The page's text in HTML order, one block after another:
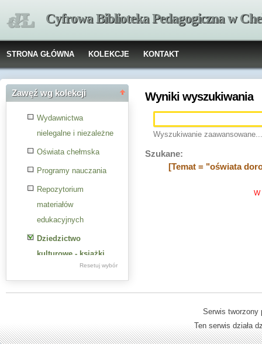
Cyfrowa Biblioteka Pedagogiczna w
STRONA GŁÓWNA KOLEKCJE KONTAKT
Zawęź wg kolekcji
Wydawnictwa
nielegalne i niezależne
Oświata chełmska
Programy nauczania
Repozytorium
materiałów
edukacyjnych
Dziedzictwo
kulturowe - książki
Resetuj wybór
Wyniki wyszukiwania
Wyszukiwanie zaawansowane...
Szukane:
[Temat = "oświata
W
Serwis
Ten serwis działa